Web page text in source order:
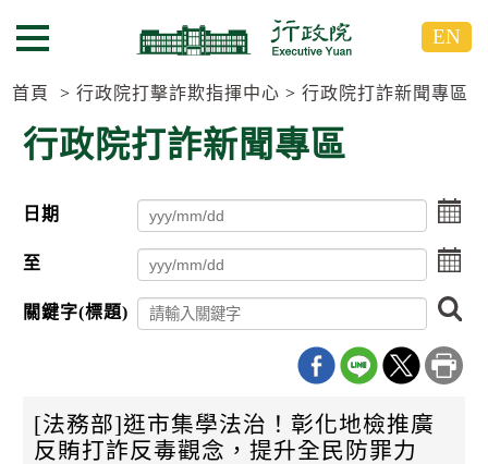
到
要
到
要
選單按鈕 EN
首頁 行政院打擊詐欺指揮中心 行政院打詐新聞專區
行政院打詐新聞專區
日期
點
擊
選
擇
期
日
至
點
擊
擇
期
迄
關鍵字(標題)
尋
[法務部]逛市集學法治！彰化地檢推廣
反賄打詐反毒觀念，提升全民防罪力